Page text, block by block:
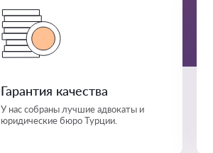
Гарантия качества
У нас собраны лучшие адвокаты и
юридические бюро Турции.